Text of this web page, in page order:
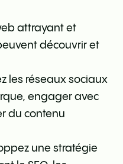
attrayant et
découvrir et
les réseaux sociaux
engager avec
du contenu
une stratégie